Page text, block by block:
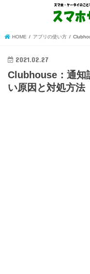
HOME アプリの使い方
2021.02.27
Clubhouse：通知
い原因と対処方法